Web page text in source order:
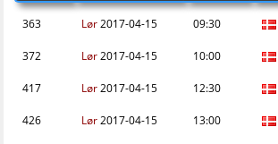
363 Lør2017-04-15 09:30
372
Lør2017-04-15 10:00
417
Lør2017-04-15 12:30
426
Lør2017-04-15 13:00